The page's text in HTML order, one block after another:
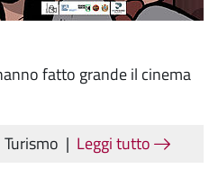
fatto grande il cinema
Turismo | Leggi tutto